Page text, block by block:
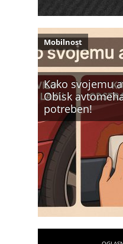
Kako svojemu
Obisk
potreben!
Mobilnost